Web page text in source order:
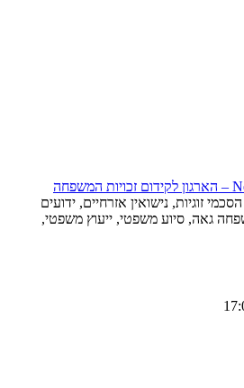
זוגיות, נישואין אזרחיים, ידועים
גאה, סיוע משפטי, ייעוץ משפטי,